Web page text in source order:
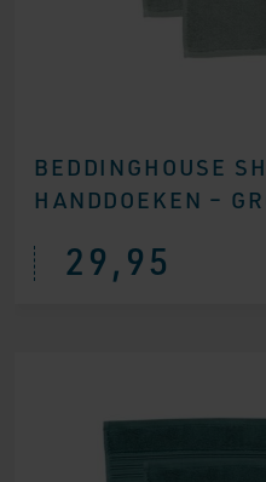
BEDDINGHOUSE
HANDDOEKEN –
29,95